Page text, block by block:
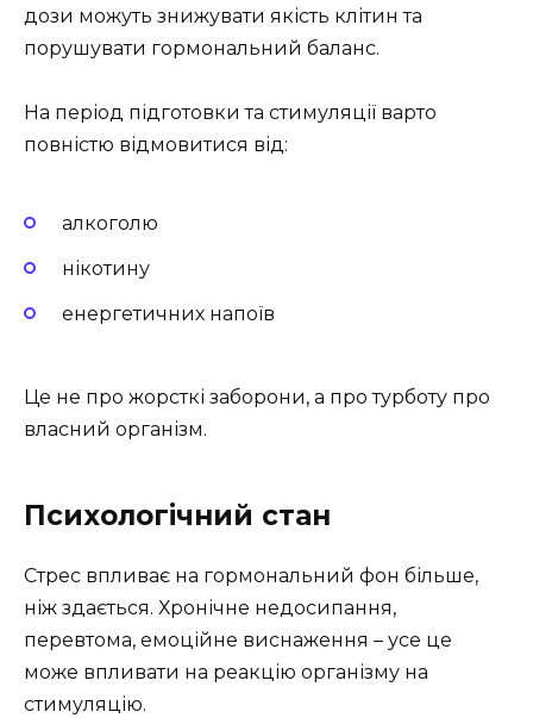
дози можуть знижувати якість клітин та
порушувати гормональний баланс.
На період підготовки та стимуляції варто
повністю відмовитися від:
алкоголю
нікотину
енергетичних напоїв
Це не про жорсткі заборони, а про турботу про
власний організм.
Психологічний стан
Стрес впливає на гормональний фон більше,
ніж здається. Хронічне недосипання,
перевтома, емоційне виснаження – усе це
може впливати на реакцію організму на
стимуляцію.